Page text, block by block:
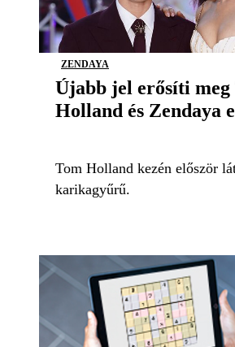
ZENDAYA
Újabb jel erősíti meg
Holland és Zendaya
Tom Holland kezén először
karikagyűrű.